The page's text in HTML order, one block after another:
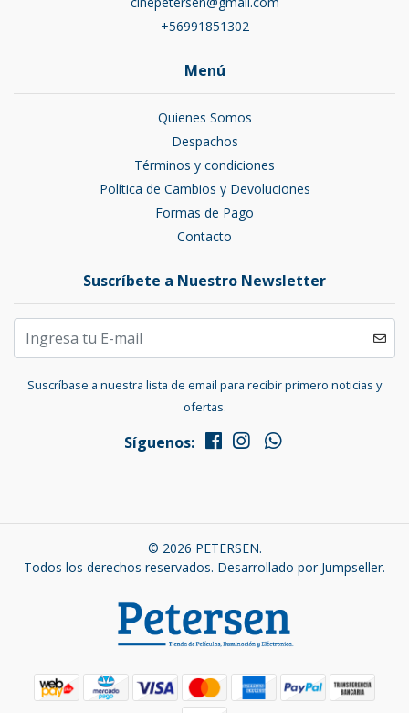
+56991851302
Menú
Quienes Somos
Despachos
Términos y condiciones
Política de Cambios y Devoluciones
Formas de Pago
Contacto
Suscríbete a Nuestro Newsletter
Suscríbase a nuestra lista de email para recibir primero noticias y
ofertas.
Síguenos:
© 2026 PETERSEN.
Todos los derechos reservados. Desarrollado por Jumpseller.